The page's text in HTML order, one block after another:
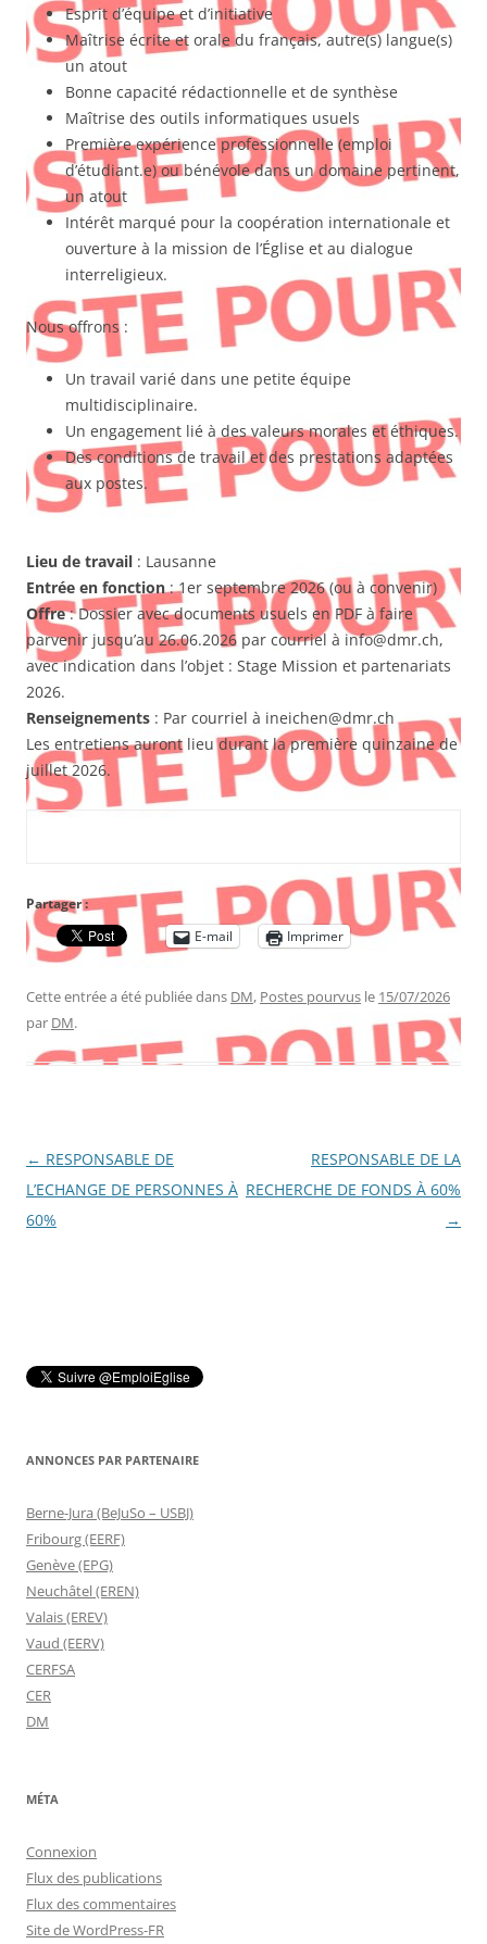
Esprit d’équipe et d’initiative
Maîtrise écrite et orale du français, autre(s) langue(s)
un atout
Bonne capacité rédactionnelle et de synthèse
Maîtrise des outils informatiques usuels
Première expérience professionnelle (emploi
d’étudiant.e) ou bénévole dans un domaine pertinent,
un atout
Intérêt marqué pour la coopération internationale et
ouverture à la mission de l’Église et au dialogue
interreligieux.
Nous offrons :
Un travail varié dans une petite équipe
multidisciplinaire.
Un engagement lié à des valeurs morales et éthiques.
Des conditions de travail et des prestations adaptées
aux postes.
Lieu de travail : Lausanne
Entrée en fonction: 1er septembre 2026 (ou à convenir)
Offre: Dossier avec documents usuels en PDF à faire
parvenir jusqu’au 26.06.2026 par courriel à info@dmr.ch,
avec indication dans l’objet : Stage Mission et partenariats
2026.
Renseignements : Par courriel à ineichen@dmr.ch
Les entretiens auront lieu durant la première quinzaine de
juillet 2026.
Partager :
E-mail
Imprimer
Cette entrée a été publiée dans DM, Postes pourvus le 15/07/2026
par DM.
Navigation
des
articles
← RESPONSABLE DE
L’ECHANGE DE PERSONNES À
60%
RESPONSABLE DE LA
RECHERCHE DE FONDS À 60%
→
ANNONCES PAR PARTENAIRE
Berne-Jura (BeJuSo – USBJ)
Fribourg (EERF)
Genève (EPG)
Neuchâtel (EREN)
Valais (EREV)
Vaud (EERV)
CERFSA
CER
DM
MÉTA
Connexion
Flux des publications
Flux des commentaires
Site de WordPress-FR